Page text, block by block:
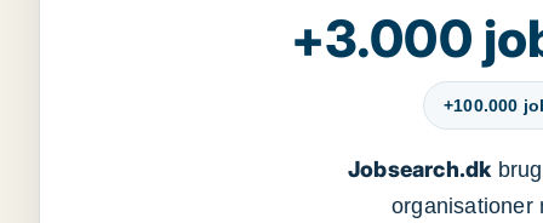
+3.000
+100.000
Jobsearch.dk
organisationer